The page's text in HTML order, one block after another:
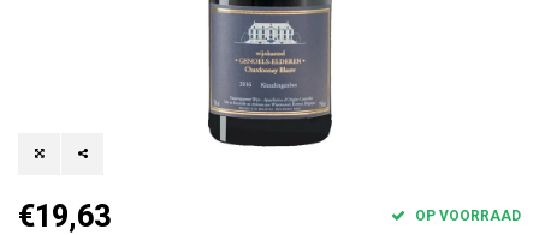
€19,63 OP VOORRAAD